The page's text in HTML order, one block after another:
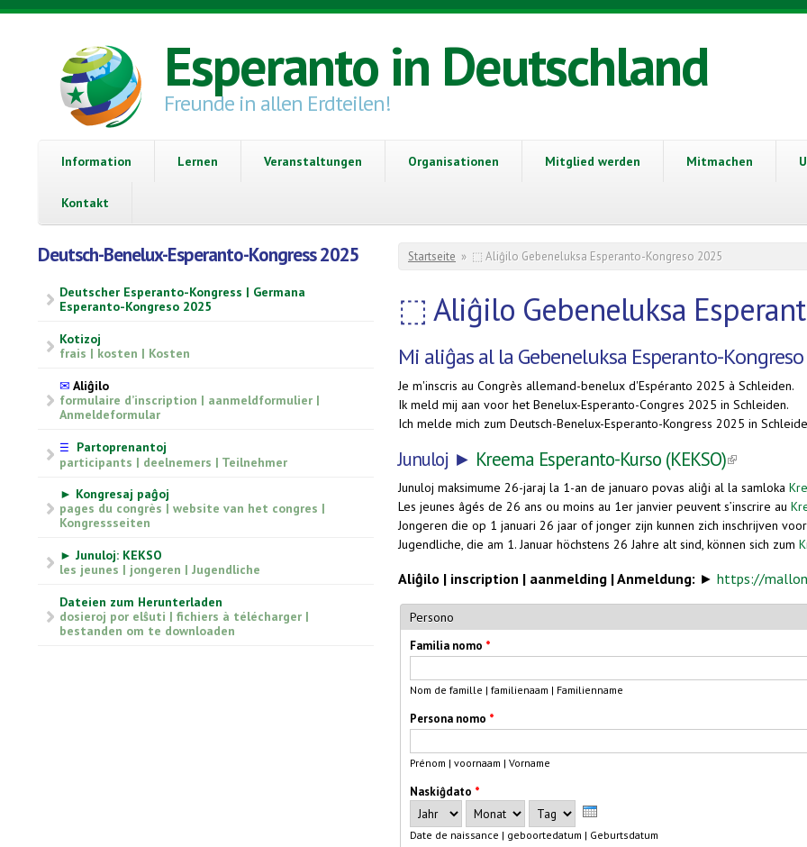
Direkt zum Inhalt
Esperanto in Deutschland
Freunde in allen Erdteilen!
Information Lernen Veranstaltungen Organisationen Mitglied werden Mitmachen
Kontakt
Deutsch-Benelux-Esperanto-Kongress 2025
Deutscher Esperanto-Kongress | Germana
Esperanto-Kongreso 2025
Kotizoj
frais | kosten | Kosten
✉ Aliĝilo
formulaire d’inscription | aanmeldformulier |
Anmeldeformular
☰
Partoprenantoj
participants | deelnemers | Teilnehmer
► Kongresaj paĝoj
pages du congrès | website van het congres |
Kongressseiten
► Junuloj: KEKSO
les jeunes | jongeren | Jugendliche
Dateien zum Herunterladen
dosieroj por elŝuti | fichiers à télécharger |
bestanden om te downloaden
Sie sind hier
Startseite » ⬚ Aliĝilo Gebeneluksa Esperanto-Kongreso 2025
⬚ Aliĝilo Gebeneluksa
Mi aliĝas al la Gebeneluksa Esperanto-
Je m'inscris au Congrès allemand-benelux d'Espéranto 2025 à Schleiden.
Ik meld mij aan voor het Benelux-Esperanto-Congres 2025 in Schleiden.
Ich melde mich zum Deutsch-Benelux-Esperanto-Kongress 2025 in
Junuloj ► Kreema Esperanto-Kurso (KEKSO)(link is
Junuloj maksimume 26-jaraj la 1-an de januaro povas aliĝi al la samloka
Les jeunes âgés de 26 ans ou moins au 1er janvier peuvent s’inscrire au
Jongeren die op 1 januari 26 jaar of jonger zijn kunnen zich inschrijven
Jugendliche, die am 1. Januar höchstens 26 Jahre alt sind, können sich zum
Aliĝilo | inscription | aanmelding | Anmeldung: ► https://
Persono
Familia nomo *
Nom de famille | familienaam | Familienname
Persona nomo *
Prénom | voornaam | Vorname
Naskiĝdato *
Jahr
Monat Tag
Date de naissance | geboortedatum | Geburtsdatum